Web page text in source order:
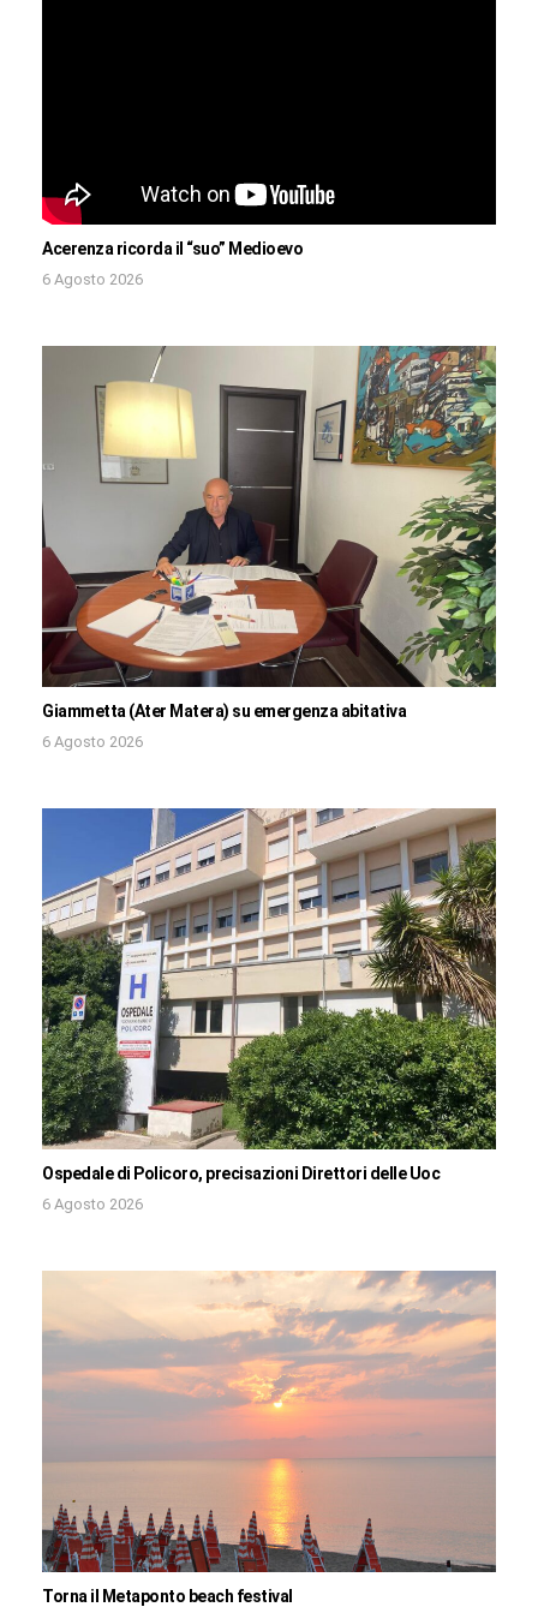
Acerenza ricorda il “suo” Medioevo
6 Agosto 2026
Giammetta (Ater Matera) su emergenza abitativa
6 Agosto 2026
Ospedale di Policoro, precisazioni Direttori delle Uoc
6 Agosto 2026
Torna il Metaponto beach festival